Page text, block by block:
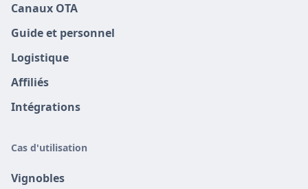
Canaux OTA
Guide et personnel
Logistique
Affiliés
Intégrations
Cas d'utilisation
Vignobles